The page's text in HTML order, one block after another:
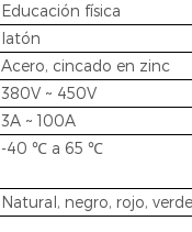
Educación física
latón
Acero, cincado en zinc
380V ~ 450V
3A ~ 100A
-40 ℃ a 65 ℃
Natural, negro, rojo,